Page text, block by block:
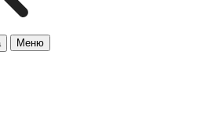
Меню